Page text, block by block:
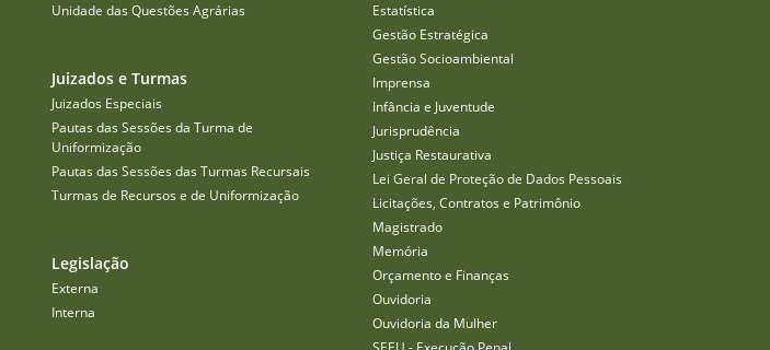
Unidade das Questões Agrárias
Juizados e Turmas
Juizados Especiais
Pautas das Sessões da Turma de
Uniformização
Pautas das Sessões das Turmas Recursais
Turmas de Recursos e de Uniformização
Legislação
Externa
Interna
Estatística
Gestão Estratégica
Gestão Socioambiental
Imprensa
Infância e Juventude
Jurisprudência
Justiça Restaurativa
Lei Geral de Proteção de Dados Pessoais
Licitações, Contratos e Patrimônio
Magistrado
Memória
Orçamento e Finanças
Ouvidoria
Ouvidoria da Mulher